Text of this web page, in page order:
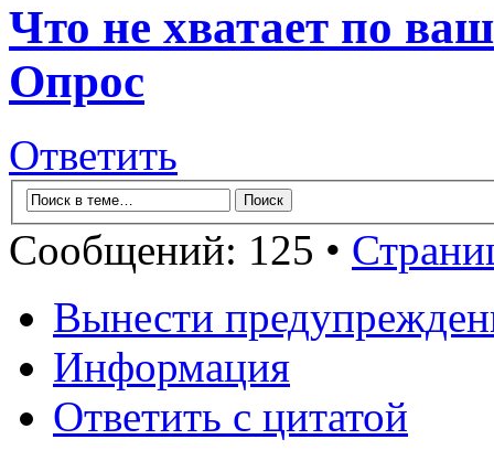
Что не хватает по
Опрос
Ответить
Сообщений: 125 •
Вынести
Информация
Ответить с цитатой